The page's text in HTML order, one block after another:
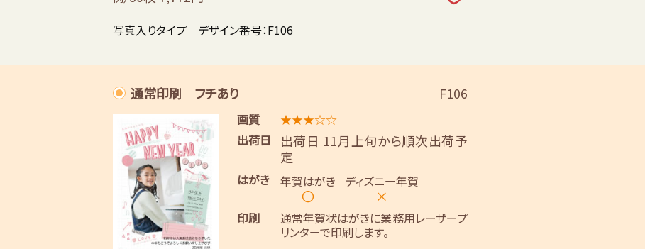
写真入りタイプ デザイン番号：F106
通常印刷 フチあり F106
画質
★★★☆☆
出荷日
出荷日 11月上旬から順次出荷予
定
はがき 年賀はがき
〇
ディズニー年賀
×
印刷
通常年賀状はがきに業務用レーザープ
リンターで印刷します。